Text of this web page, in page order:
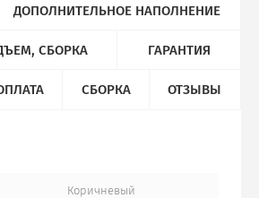
ДОПОЛНИТЕЛЬНОЕ НАПОЛНЕНИЕ
СБОРКА ГАРАНТИЯ
СБОРКА ОТЗЫВЫ
Коричневый